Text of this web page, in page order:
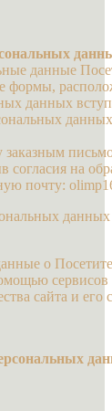
данные
формы,
данных
заказным
согласия на
почту:
о
сайта и его